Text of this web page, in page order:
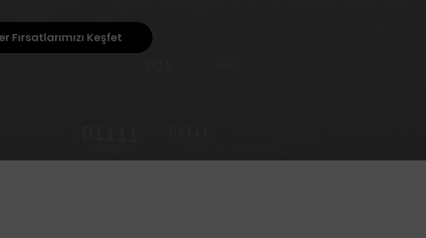
Fırsatlarımızı Keşfet